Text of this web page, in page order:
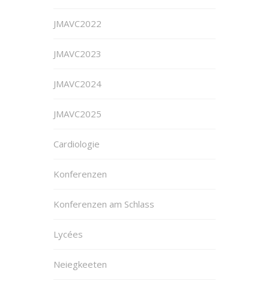
JMAVC2022
JMAVC2023
JMAVC2024
JMAVC2025
Cardiologie
Konferenzen
Konferenzen am Schlass
Lycées
Neiegkeeten